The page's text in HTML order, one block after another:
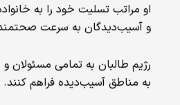
او مراتب تسلیت خود را به
و آسیب‌دیدگان به سرعت
رژیم طالبان به تمامی مسئولان
به مناطق آسیب‌دیده فراهم کنند.